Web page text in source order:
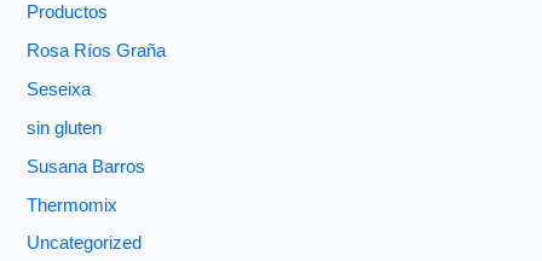
Productos
Rosa Ríos Graña
Seseixa
sin gluten
Susana Barros
Thermomix
Uncategorized